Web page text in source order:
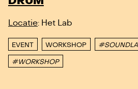
Locatie: Het Lab
EVENT WORKSHOP
#WORKSHOP